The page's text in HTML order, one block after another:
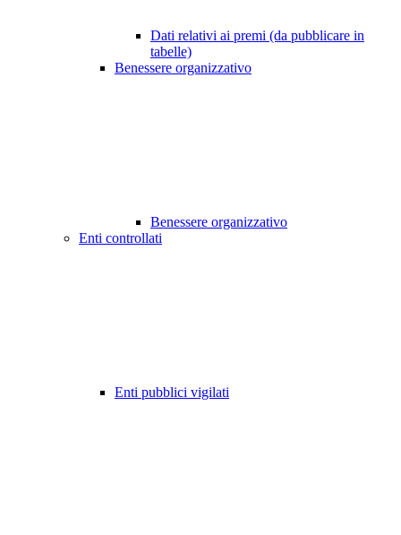
Dati relativi ai premi (da pubblicare in
tabelle)
Benessere organizzativo
Benessere organizzativo
Enti controllati
Enti pubblici vigilati